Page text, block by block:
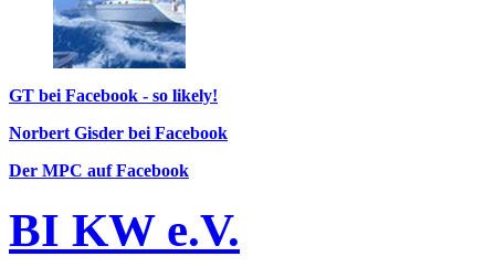
GT bei Facebook - so likely!
Norbert Gisder bei Facebook
Der MPC auf Facebook
BI KW e.V.